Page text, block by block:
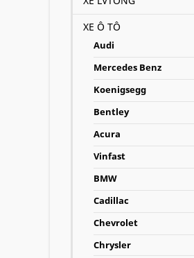
XE Ô TÔ
Audi
Mercedes Benz
Koenigsegg
Bentley
Acura
Vinfast
BMW
Cadillac
Chevrolet
Chrysler